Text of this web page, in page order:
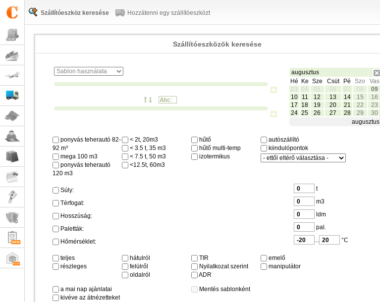
Szállítóeszköz keresése Hozzátenni egy szállítóeszközt
Szállítóeszközök keresése
augusztus
Hé
Ke Sze Csüt Pé Szo
Vas
03
04 05 06 07 08
09
10
11 12 13 14 15
16
17
18 19 20 21 22
23
24 25 26 27 28 29
30
augusztus
ponyvás teherautó 82-
92 m³
mega 100 m3
ponyvás teherautó
120 m3
< 2t, 20m3
< 3.5 t, 35 m3
< 7.5 t, 50 m3
<12.5t, 60m3
hűtő
hűtő multi-temp
izotermikus
autószállító
kiindulópontok
Súly: t
Térfogat: m3
Hosszúság: ldm
Paletták: pal.
Hőmérséklet: °C
teljes
részleges
hátulról
felülről
oldalról
TIR
Nyilatkozat szerint
ADR
emelő
manipulátor
a mai nap ajánlatai
kivéve az átnézetteket
Mentés sablonként